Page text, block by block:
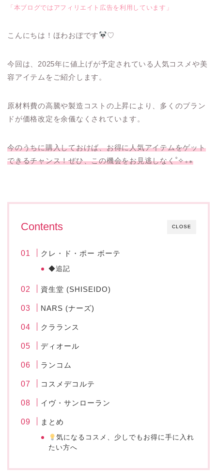
「本ブログではアフィリエイト広告を利用しています」
こんにちは！ほわおぽです ♡
今回は、2025年に値上げが予定されている人気コスメや美
容アイテムをご紹介します。
原材料費の高騰や製造コストの上昇により、多くのブラン
ドが価格改定を余儀なくされています。
今のうちに購入しておけば、お得に人気アイテムをゲット
できるチャンス！ぜひ、この機会をお見逃しなく˚✧₊⁎
CLOSE
Contents
クレ・ド・ポー ボーテ
◆追記
資生堂 (SHISEIDO)
NARS (ナーズ)
クラランス
ディオール
ランコム
コスメデコルテ
イヴ・サンローラン
まとめ
気になるコスメ、少しでもお得に手に入れ
たい方へ